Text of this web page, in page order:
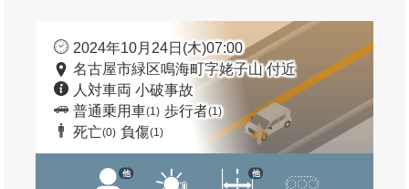
2024年10月24日(木)07:00
名古屋市緑区鳴海町字姥子山 付近
人対車両 小破事故
普通乗用車(1) 歩行者(1)
死亡(0) 負傷(1)
他 他